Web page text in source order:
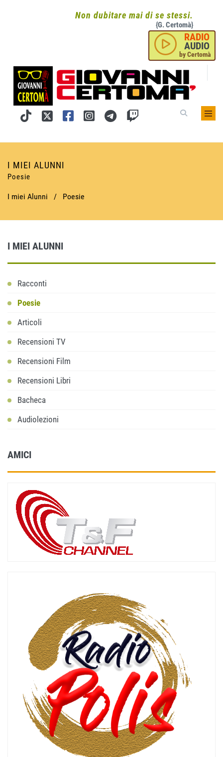
Non dubitare mai di se stessi.
{G. Certomà}
RADIO
AUDIO
by Certomà
I MIEI ALUNNI
Poesie
I miei Alunni / Poesie
I MIEI ALUNNI
Racconti
Poesie
Articoli
Recensioni TV
Recensioni Film
Recensioni Libri
Bacheca
Audiolezioni
AMICI